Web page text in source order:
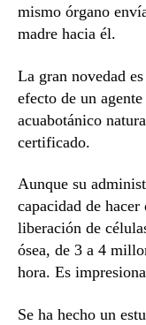
mismo órgano
madre hacia él.
La gran novedad
efecto de un
acuabotánico
certificado.
Aunque su
capacidad de
liberación de
ósea, de 3 a 4
hora. Es
Se ha hecho un